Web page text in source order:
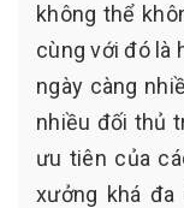
không thể
cùng với đó là
ngày càng
nhiều đối thủ
ưu tiên của
xưởng khá